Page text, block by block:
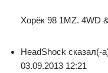
Хорёк 98 1MZ. 4WD
HeadShock сказал(-
03.09.2013 12:21